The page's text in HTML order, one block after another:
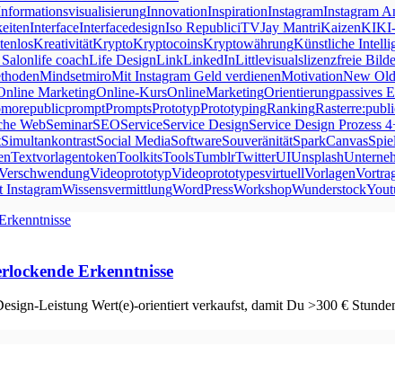
InnovationInspirationInstagramInstagram
InterfaceInterfacedesignIso RepubliciTVJay MantriKaizenKI
KreativitätKryptoKryptocoinsKryptowährungKünstliche
life coachLife DesignLinkLinkedInLittlevisualslizenzfreie
MindsetmiroMit Instagram Geld verdienenMotivationNew
MarketingOnline-KursOnlineMarketingOrientierungpassives
promptPromptsPrototypPrototypingRankingRaster
WebSeminarSEOServiceService DesignService Design Prozess
SimultankontrastSocial MediaSoftwareSouveränitätSparkCanvas
TextvorlagentokenToolkitsToolsTumblrTwitterUIUnsplash
VideoprototypVideoprototypesvirtuellVorlagen
InstagramWissensvermittlungWordPressWorkshopWunderstock
Erkenntnisse
Leistung Wert(e)-orientiert verkaufst, damit Du >300 €